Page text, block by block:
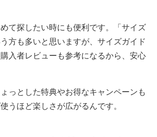
て探したい時にも便利です。「サイズ
方も多いと思いますが、サイズガイド
入者レビューも参考になるから、安心
っとした特典やお得なキャンペーンも
うほど楽しさが広がるんです。